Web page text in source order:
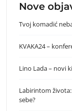
Nove
Tvoj komadić
KVAKA24 –
Lino Lada – novi
Labirintom
sebe?